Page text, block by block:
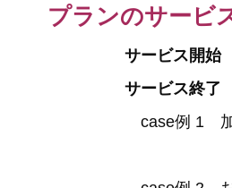
プランのサービ
サービス開始
サービス終
case例 1
準備期間